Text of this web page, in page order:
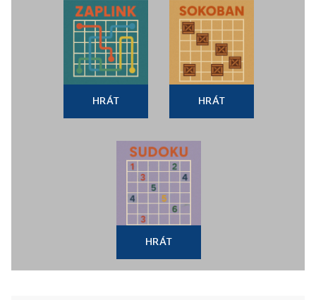
HRÁT HRÁT
HRÁT